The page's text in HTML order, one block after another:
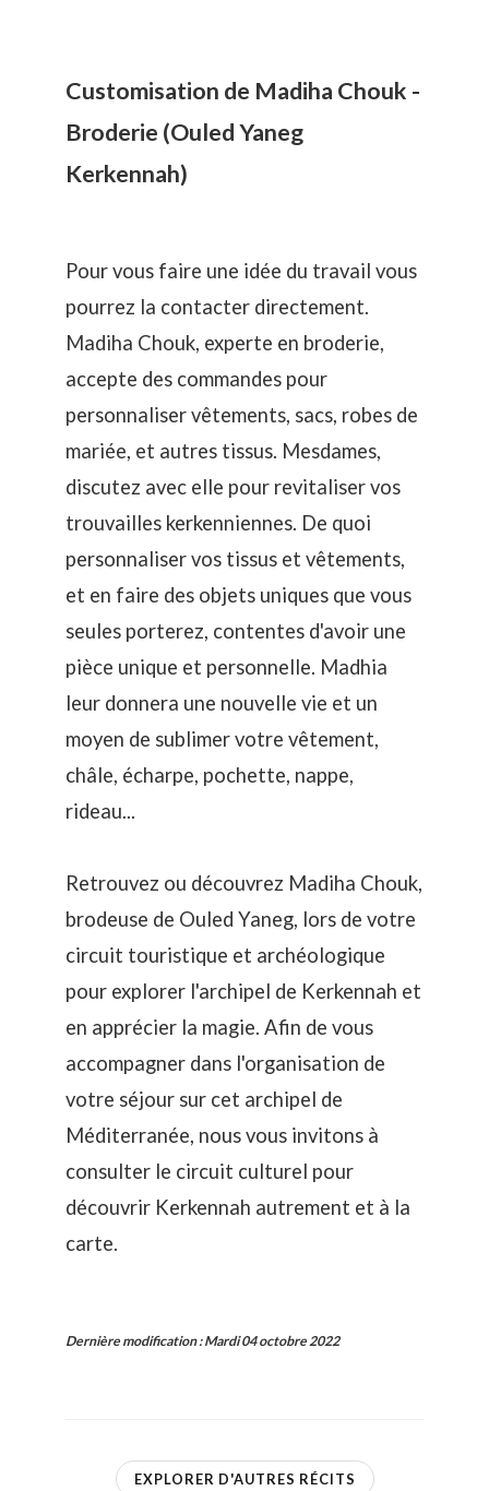
Customisation de Madiha Chouk -
Broderie (Ouled Yaneg
Kerkennah)
Pour vous faire une idée du travail vous
pourrez la contacter directement.
Madiha Chouk, experte en broderie,
accepte des commandes pour
personnaliser vêtements, sacs, robes de
mariée, et autres tissus. Mesdames,
discutez avec elle pour revitaliser vos
trouvailles kerkenniennes. De quoi
personnaliser vos tissus et vêtements,
et en faire des objets uniques que vous
seules porterez, contentes d'avoir une
pièce unique et personnelle. Madhia
leur donnera une nouvelle vie et un
moyen de sublimer votre vêtement,
châle, écharpe, pochette, nappe,
rideau...
Retrouvez ou découvrez Madiha Chouk,
brodeuse de Ouled Yaneg, lors de votre
circuit touristique et archéologique
pour explorer l'archipel de Kerkennah et
en apprécier la magie. Afin de vous
accompagner dans l'organisation de
votre séjour sur cet archipel de
Méditerranée, nous vous invitons à
consulter le circuit culturel pour
découvrir Kerkennah autrement et à la
carte.
Dernière modification:Mardi 04 octobre 2022
EXPLORER D'AUTRES RÉCITS